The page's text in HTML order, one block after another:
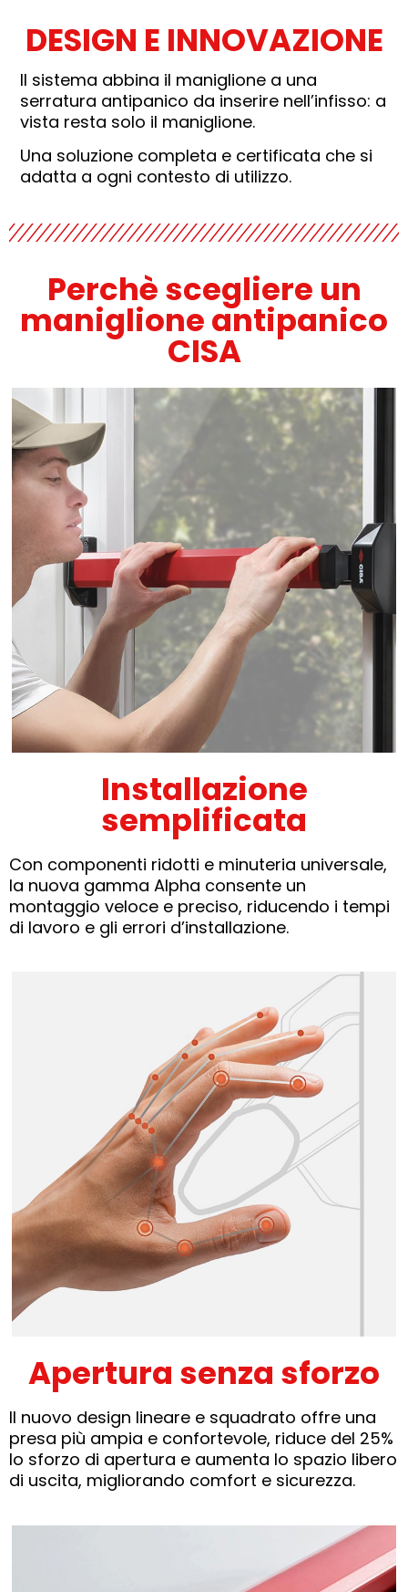
DESIGN E INNOVAZIONE
Il sistema abbina il maniglione a una
serratura antipanico da inserire nell’infisso: a
vista resta solo il maniglione.
Una soluzione completa e certificata che si
adatta a ogni contesto di utilizzo.
Perchè scegliere un
maniglione antipanico
CISA
Installazione
semplificata
Con componenti ridotti e minuteria universale,
la nuova gamma Alpha consente un
montaggio veloce e preciso, riducendo i tempi
di lavoro e gli errori d’installazione.
Apertura senza sforzo
Il nuovo design lineare e squadrato offre una
presa più ampia e confortevole, riduce del 25%
lo sforzo di apertura e aumenta lo spazio libero
di uscita, migliorando comfort e sicurezza.